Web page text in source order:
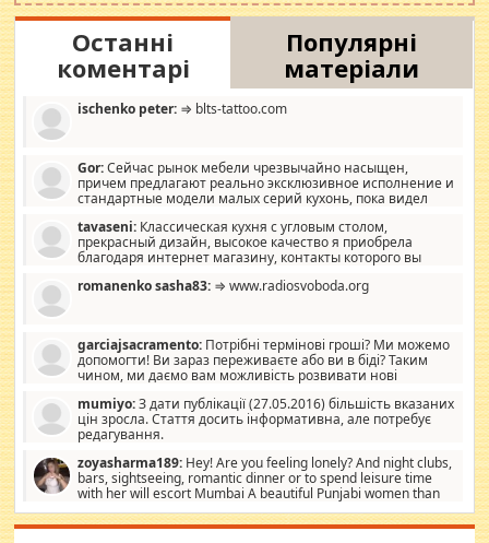
Останні
коментарі
Популярні
матеріали
ischenko peter: ⇒ blts-tattoo.com
Gor:Сейчас рынок мебели чрезвычайно насыщен,
причем предлагают реально эксклюзивное исполнение и
стандартные модели малых серий кухонь, пока видел
стандартные формы, в MebelOk, креативненько и что главное -
со вкусом все в порядке, без ненужных наворотов удорожающих
мебель, а это не последний фактор.
tavaseni: Классическая кухня с угловым столом,
прекрасный дизайн, высокое качество я приобрела
благодаря интернет магазину, контакты которого вы
romanenko sasha83: ⇒ www.radiosvoboda.org
garciajsacramento: Потрібні термінові гроші? Ми можемо
допомогти! Ви зараз переживаєте або ви в біді? Таким
чином, ми даємо вам можливість розвивати нові
допомагати людям, які намагаються дати їм шанс. Кожен
заслуговує на другий шанс, і, оскільки влада не зможе, вони
повинні приймати від інших. Для нас нема багато суми, і зрілість
витрат, а тільки узгоджених сум і нічого іншого. Не чекайте і не
коментуйте цей пост. Введіть суму, яку ви хочете подати, і ми
зв'яжемося з вами з усіма варіантами. зв'яжіться з нами
сьогодні на garciajsacramento@gmail.com Вам потрібні термінові
гроші? Ми можемо допомогти!
mumiyo:З дати публікації (27.05.2016) більшість вказаних
цін зросла. Стаття досить інформативна, але потребує
редагування.
zoyasharma189: Hey! Are you feeling lonely? And night clubs,
bars, sightseeing, romantic dinner or to spend leisure time
with her will escort Mumbai A beautiful Punjabi women than
sexy escort companion in arms that you guys feel like 5 star luxury
hotel had to spend the night in their search for loved solitaire free